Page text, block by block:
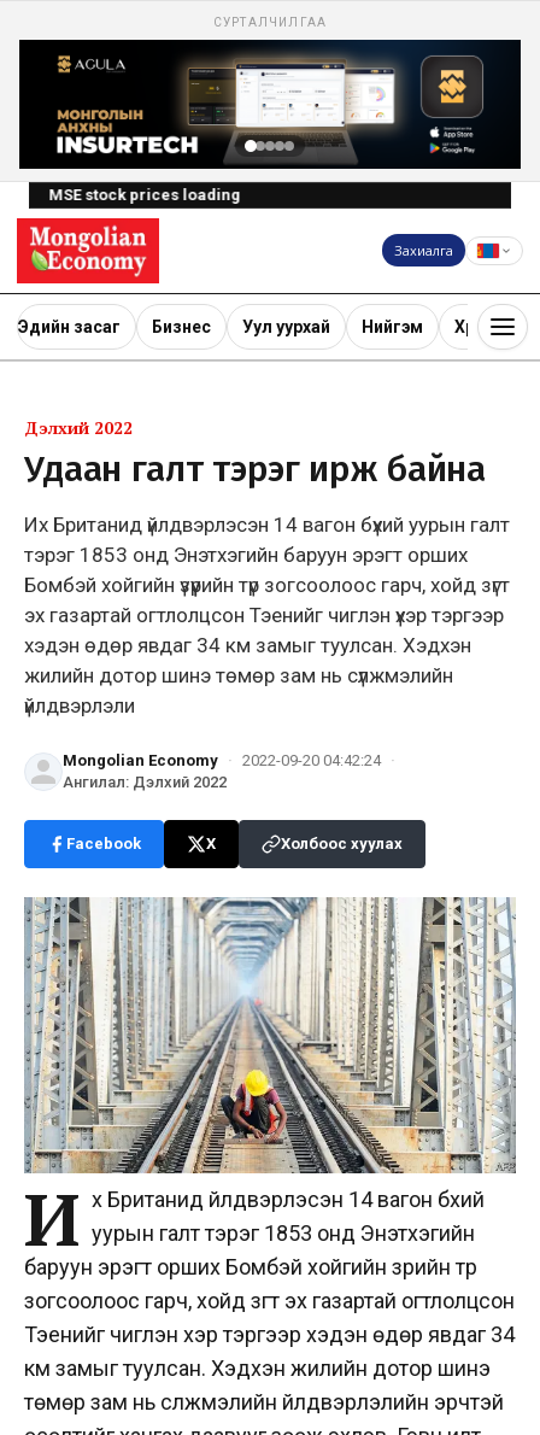
СУРТАЛЧИЛГАА
MSE stock prices loading
Захиалга
Эдийн засаг Бизнес Уул уурхай Нийгэм Хөрөнгө
Дэлхий 2022
Удаан галт тэрэг ирж байна
Их Британид үйлдвэрлэсэн 14 вагон бүхий уурын галт
тэрэг 1853 онд Энэтхэгийн баруун эрэгт орших
Бомбэй хойгийн үзүүрийн түр зогсоолоос гарч, хойд зүгт
эх газартай огтлолцсон Тэенийг чиглэн үхэр тэргээр
хэдэн өдөр явдаг 34 км замыг туулсан. Хэдхэн
жилийн дотор шинэ төмөр зам нь сүлжмэлийн
үйлдвэрлэли
Mongolian Economy · 2022-09-20 04:42:24 ·
Ангилал: Дэлхий 2022
Facebook X Холбоос хуулах
И х Британид үйлдвэрлэсэн 14 вагон бүхий
уурын галт тэрэг 1853 онд Энэтхэгийн
баруун эрэгт орших Бомбэй хойгийн үзүүрийн түр
зогсоолоос гарч, хойд зүгт эх газартай огтлолцсон
Тэенийг чиглэн үхэр тэргээр хэдэн өдөр явдаг 34
км замыг туулсан. Хэдхэн жилийн дотор шинэ
төмөр зам нь сүлжмэлийн үйлдвэрлэлийн эрчтэй